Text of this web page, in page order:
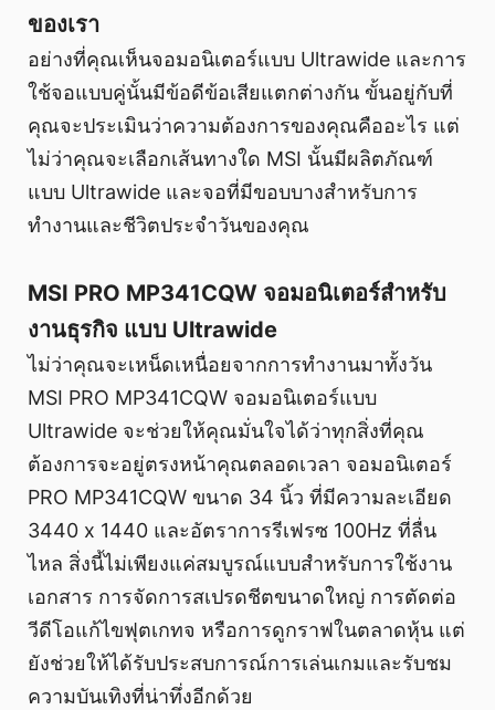
ของเรา
อย่างที่คุณเห็นจอมอนิเตอร์แบบ Ultrawide และการ
ใช้จอแบบคู่นั้นมีข้อดีข้อเสียแตกต่างกัน ขั้นอยู่กับที่
คุณจะประเมินว่าความต้องการของคุณคืออะไร แต่
ไม่ว่าคุณจะเลือกเส้นทางใด MSI นั้นมีผลิตภัณฑ์
แบบ Ultrawide และจอที่มีขอบบางสำหรับการ
ทำงานและชีวิตประจำวันของคุณ
MSI PRO MP341CQW จอมอนิเตอร์สำหรับ
งานธุรกิจ แบบ Ultrawide
ไม่ว่าคุณจะเหน็ดเหนื่อยจากการทำงานมาทั้งวัน
MSI PRO MP341CQW จอมอนิเตอร์แบบ
Ultrawide จะช่วยให้คุณมั่นใจได้ว่าทุกสิ่งที่คุณ
ต้องการจะอยู่ตรงหน้าคุณตลอดเวลา จอมอนิเตอร์
PRO MP341CQW ขนาด 34 นิ้ว ที่มีความละเอียด
3440 x 1440 และอัตราการรีเฟรซ 100Hz ที่ลื่น
ไหล สิ่งนี้ไม่เพียงแค่สมบูรณ์แบบสำหรับการใช้งาน
เอกสาร การจัดการสเปรดชีตขนาดใหญ่ การตัดต่อ
วีดีโอแก้ไขฟุตเกทจ หรือการดูกราฟในตลาดหุ้น แต่
ยังช่วยให้ได้รับประสบการณ์การเล่นเกมและรับชม
ความบันเทิงที่น่าทึ่งอีกด้วย